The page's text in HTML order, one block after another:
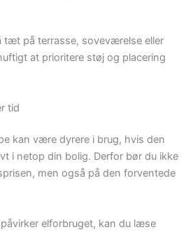
på terrasse, soveværelse eller
at prioritere støj og placering
tid
kan være dyrere i brug, hvis den
i netop din bolig. Derfor bør du ikke
men også på den forventede
elforbruget, kan du læse